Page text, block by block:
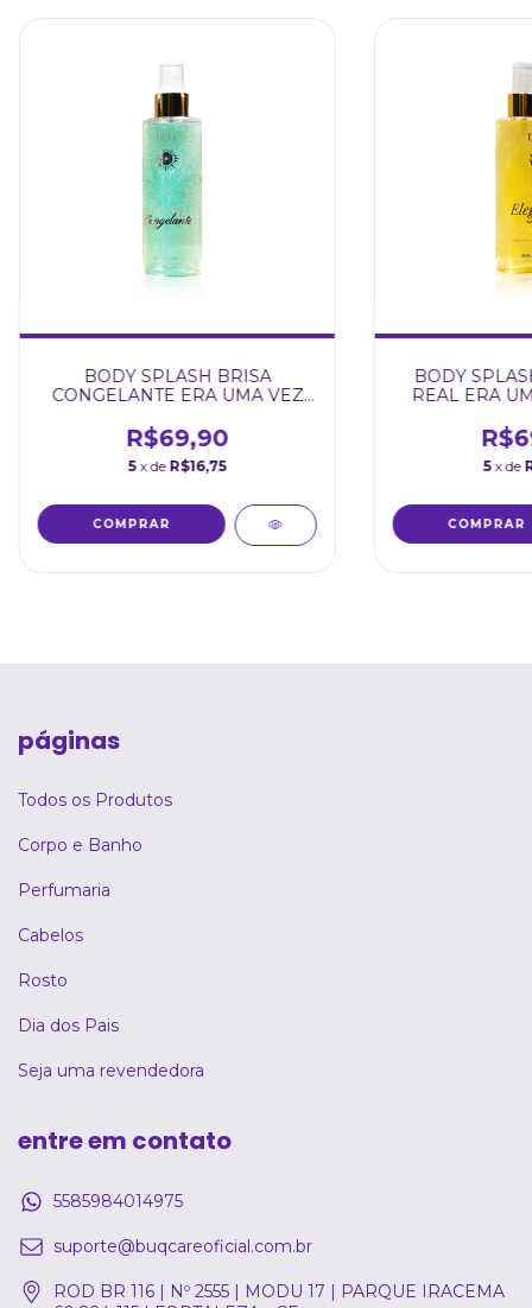
BODY SPLASH BRISA
CONGELANTE ERA UMA VEZ
R$69,90
5 x de R$16,75
BODY
REAL ERA
5 x de
páginas
Todos os Produtos
Corpo e Banho
Perfumaria
Cabelos
Rosto
Dia dos Pais
Seja uma revendedora
entre em contato
5585984014975
suporte@buqcareoficial.com.br
ROD BR 116 | Nº 2555 | MODU 17 | PARQUE IRACEMA